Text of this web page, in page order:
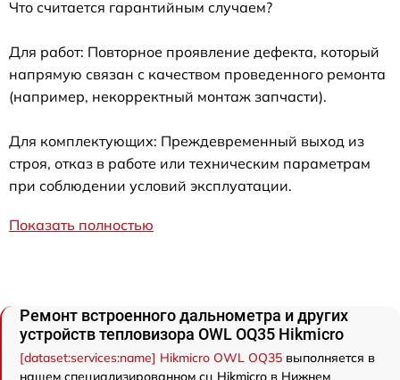
Что считается гарантийным случаем?
Для работ: Повторное проявление дефекта, который
напрямую связан с качеством проведенного ремонта
(например, некорректный монтаж запчасти).
Для комплектующих: Преждевременный выход из
строя, отказ в работе или техническим параметрам
при соблюдении условий эксплуатации.
Показать полностью
Ремонт встроенного дальнометра и других
устройств тепловизора OWL OQ35 Hikmicro
[dataset:services:name] Hikmicro OWL OQ35 выполняется в
нашем специализированном сц Hikmicro в Нижнем